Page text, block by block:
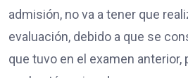
admisión, no va a tener que
evaluación, debido a que se
que tuvo en el examen anterior,